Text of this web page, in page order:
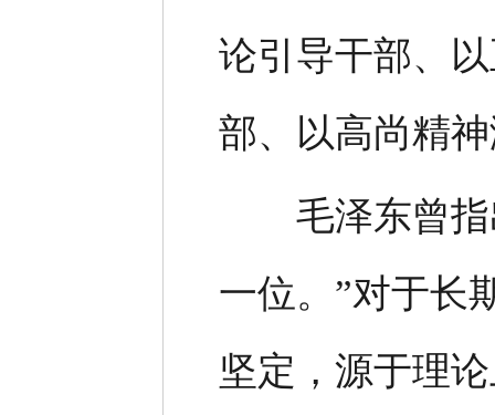
论引导干部、
部、以高尚精
毛泽东曾指
一位。”对于长
坚定，源于理